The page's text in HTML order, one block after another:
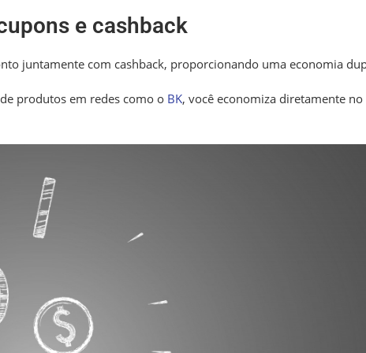
e cashback
juntamente com cashback, proporcionando uma economia
produtos em redes como o BK, você economiza diretamente no